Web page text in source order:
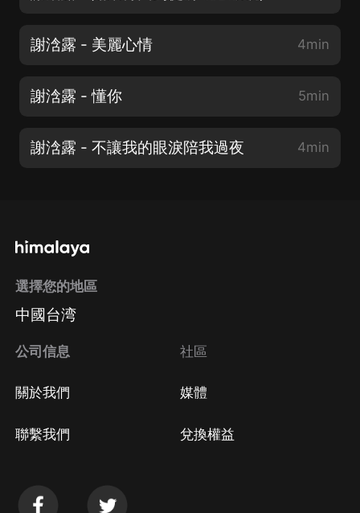
謝浛露 - 美麗心情 4min
謝浛露 - 懂你 5min
謝浛露 - 不讓我的眼淚陪我過夜 4min
選擇您的地區
中國台湾
公司信息
關於我們
聯繫我們
社區
媒體
兌換權益